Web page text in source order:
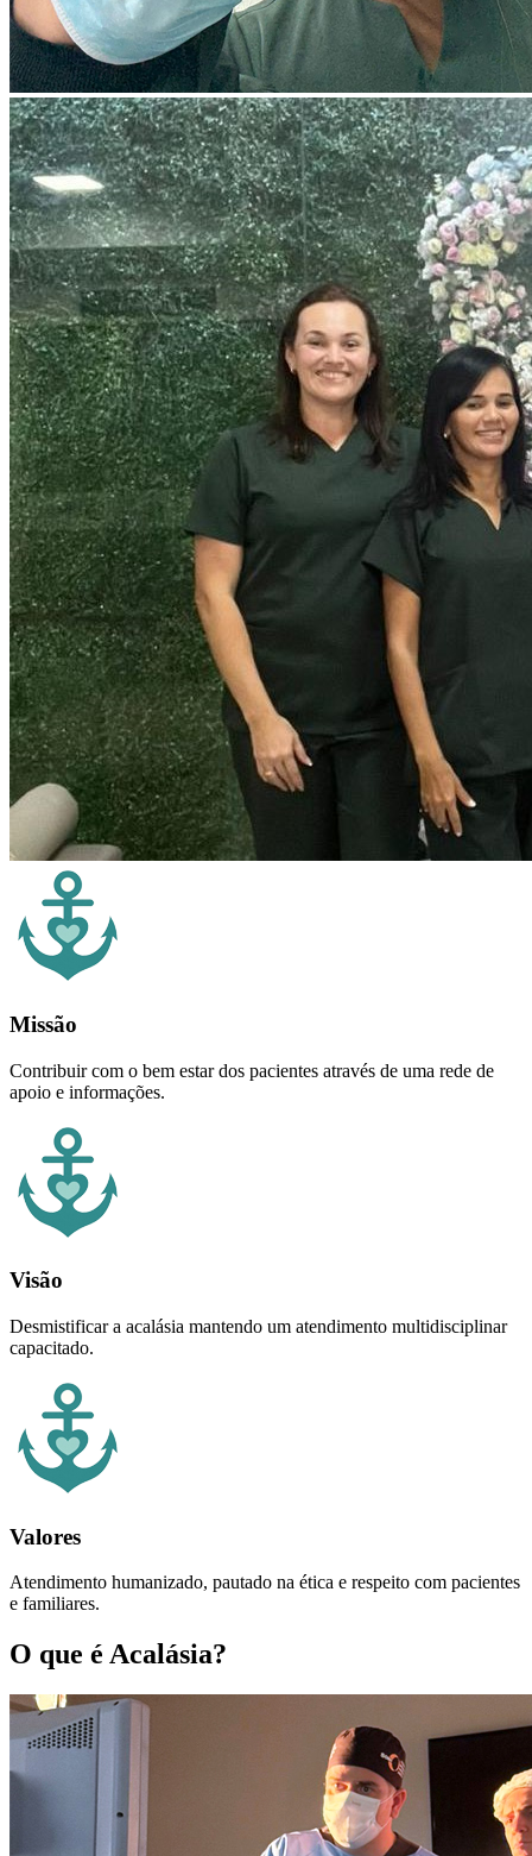
Missão
Contribuir com o bem estar dos pacientes através de uma rede de
apoio e informações.
Visão
Desmistificar a acalásia mantendo um atendimento multidisciplinar
capacitado.
Valores
Atendimento humanizado, pautado na ética e respeito com pacientes
e familiares.
O que é Acalásia?